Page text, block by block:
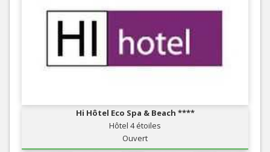
Hi Hôtel Eco Spa & Beach ****
Hôtel 4 étoiles
Ouvert